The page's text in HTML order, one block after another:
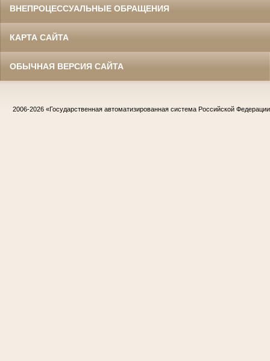
ВНЕПРОЦЕССУАЛЬНЫЕ ОБРАЩЕНИЯ
КАРТА САЙТА
ОБЫЧНАЯ ВЕРСИЯ САЙТА
2006-2026 «Государственная автоматизированная система Российской